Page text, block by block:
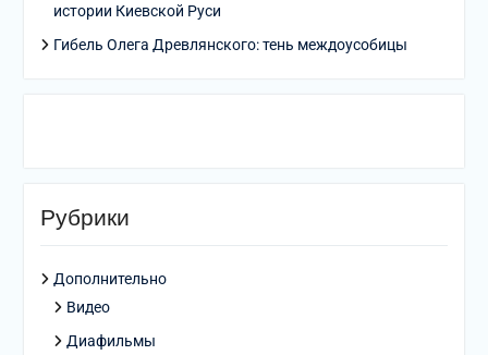
истории Киевской Руси
Гибель Олега Древлянского: тень междоусобицы
Рубрики
Дополнительно
Видео
Диафильмы